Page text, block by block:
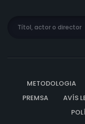
METODOLOGIA
PREMSA
AVÍS